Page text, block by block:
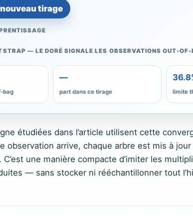
tirage
— LE DORÉ SIGNALE LES OBSERVATIONS OUT-OF-
bag
—
part dans ce tirage limite
étudiées dans l’article utilisent cette
observation arrive, chaque arbre est mis à jour
C’est une manière compacte d’imiter les
— sans stocker ni rééchantillonner tout